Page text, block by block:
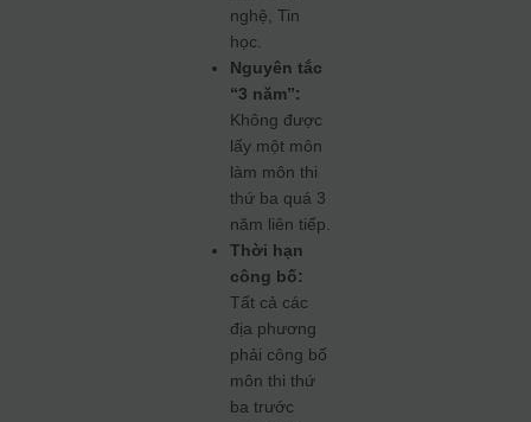
nghệ, Tin
học.
Nguyên tắc
“3 năm”:
Không được
lấy một môn
làm môn thi
thứ ba quá 3
năm liên tiếp.
Thời hạn
công bố:
Tất cả các
địa phương
phải công bố
môn thi thứ
ba trước